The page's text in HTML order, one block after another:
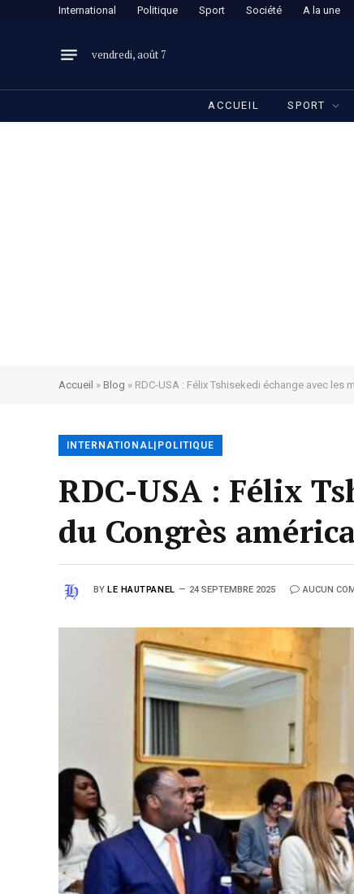
International Politique Sport Société A la une
vendredi, août 7
ACCUEIL SPORT
Accueil » Blog » RDC-USA : Félix Tshisekedi échange avec les
INTERNATIONAL|POLITIQUE
RDC-USA : Félix
du Congrès
BY LE HAUTPANEL 24 SEPTEMBRE 2025 AUCUN